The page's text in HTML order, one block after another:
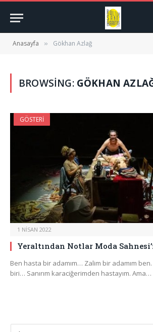
Anasayfa » Gökhan Azlağ
BROWSING: GÖKHAN
GÖSTERI
1 NISAN 2022
Yeraltından Notlar Moda
Ben hasta bir adamım… Zalim bir adamım
biri… Sanırım karaciğerimden hastayım. Ama…